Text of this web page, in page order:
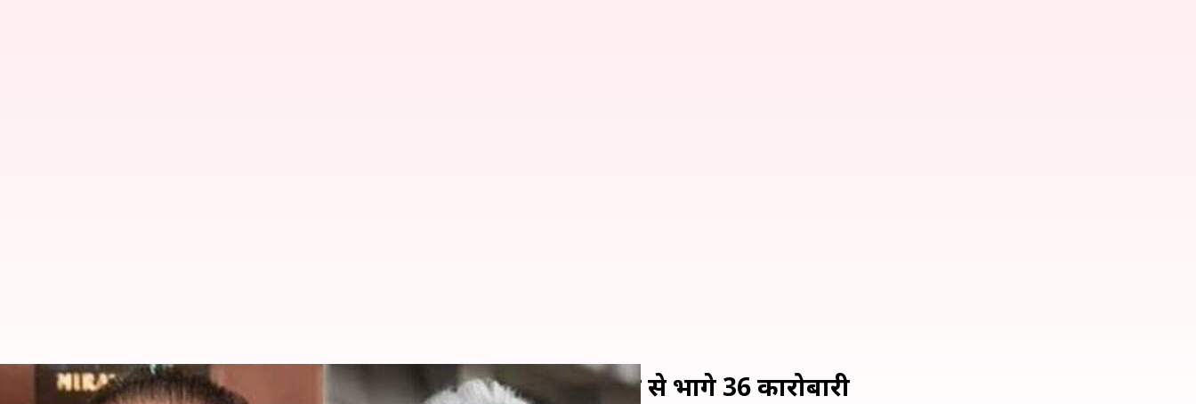
ED का दावा- सिर्फ माल्या-नीरव ही नहीं, पिछले कुछ समय में देश से भागे 36 कारोबारी